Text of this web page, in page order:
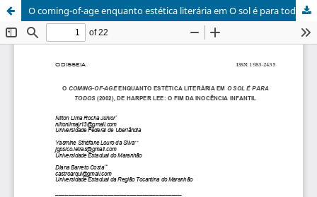
O coming-of-age enquanto estética literária em O sol é para todos (2002), de Harper Lee: o fim da inocência infantil